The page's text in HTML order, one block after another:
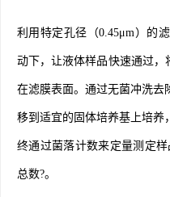
利用特定孔径（0.45μm）的
动下，让液体样品快速通过，
在滤膜表面。通过无菌冲洗去
移到适宜的固体培养基上培养
终通过菌落计数来定量测定
总数?。